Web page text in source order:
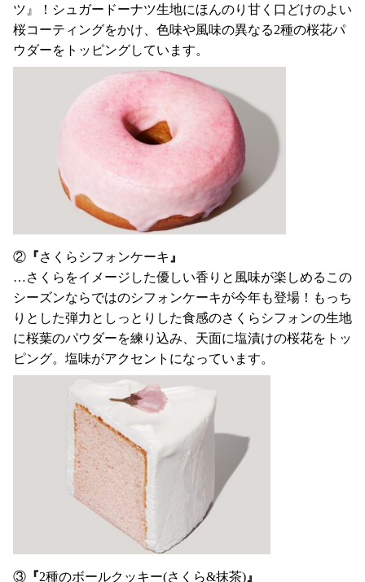
ツ』！シュガードーナツ生地にほんのり甘く口どけのよい
桜コーティングをかけ、色味や風味の異なる2種の桜花パ
ウダーをトッピングしています。
② 『さくらシフォンケーキ 』
…さくらをイメージした優しい香りと風味が楽しめるこの
シーズンならではのシフォンケーキが今年も登場！もっち
りとした弾力としっとりした食感のさくらシフォンの生地
に桜葉のパウダーを練り込み、天面に塩漬けの桜花をトッ
ピング。塩味がアクセントになっています。
③ 『2種のボールクッキー(さくら&抹茶) 』